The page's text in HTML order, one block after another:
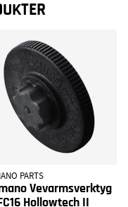
PARTS
Vevarmsverktyg
Hollowtech II